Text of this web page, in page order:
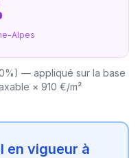
Alpes
— appliqué sur la base
× 910 €/m²
en vigueur à